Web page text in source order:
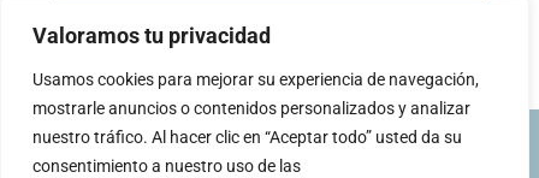
Valoramos tu privacidad
Usamos cookies para mejorar su experiencia de navegación,
mostrarle anuncios o contenidos personalizados y analizar
nuestro tráfico. Al hacer clic en “Aceptar todo” usted da su
consentimiento a nuestro uso de las
Contáctanos
© Desarrollado porC2 Design Studio– 2025